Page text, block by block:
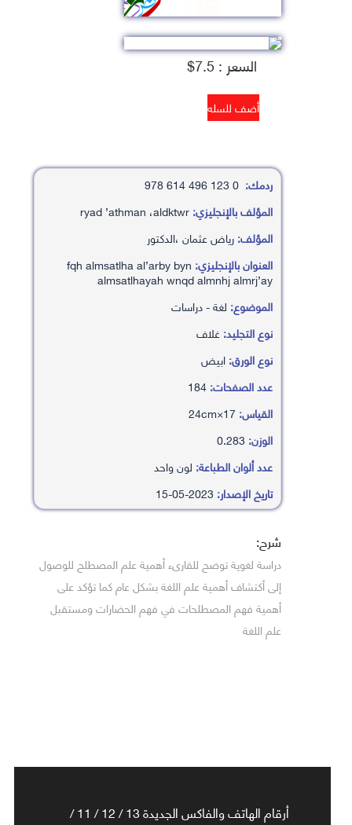
السعر : 7.5$
ردمك:
المؤلف بالإنجليزي:
المؤلف:رياض عثمان ،الدكتور
العنوان بالإنجليزي: fqh almsatlha al’arby byn
almsatlhayah wnqd almnhj almrj’ay
الموضوع: لغة - دراسات
نوع التجليد:غلاف
نوع الورق:ابيض
عدد الصفحات:
القياس:
الوزن:
عدد ألوان الطباعة: لون واحد
تاريخ الإصدار:
شرح:
دراسة لغوية توضح للقارىء أهمية علم المصطلح للوصول
إلى أكتشاف أهمية علم اللغة بشكل عام كما تؤكد على
أهمية فهم المصطلحات في فهم الحضارات ومستقبل
علم اللغة
أرقام الهاتف والفاكس الجديدة 13 / 12 / 11 /